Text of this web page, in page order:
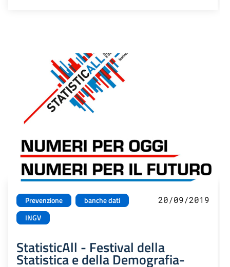
Prevenzione
banche dati
INGV
20/09/2019
StatisticAll - Festival della
Statistica e della Demografia-